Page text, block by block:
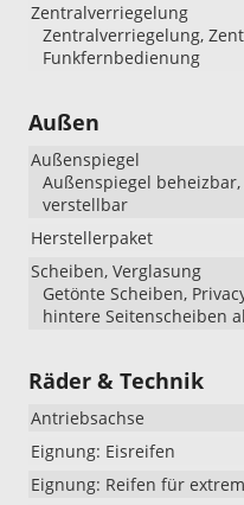
Zentralverriegelung
Zentralverriegelung,
Funkfernbedienung
Außen
Außenspiegel
Außenspiegel
verstellbar
Herstellerpaket
Scheiben, Verglasung
Getönte Scheiben,
hintere Seitenscheiben
Räder & Technik
Antriebsachse
Eignung: Eisreifen
Eignung: Reifen für